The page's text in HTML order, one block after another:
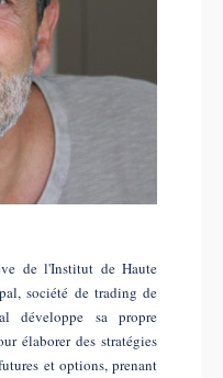
de l'Institut de Haute
société de trading de
développe sa propre
élaborer des stratégies
et options, prenant